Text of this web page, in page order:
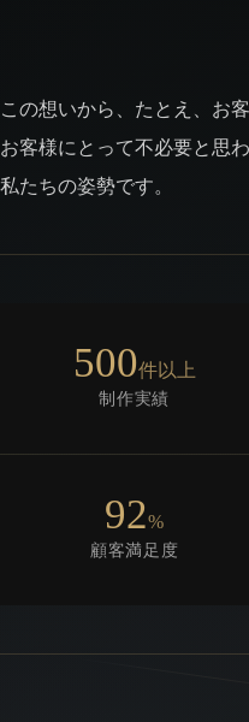
この想いから、たとえ、お
お客様にとって不必要と思
私たちの姿勢です。
500件以上
制作実績
92%
顧客満足度